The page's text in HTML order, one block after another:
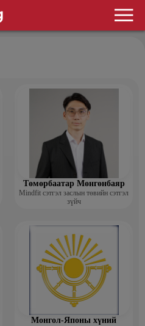
Төмөрбаатар Мөнгөнбаяр
Mindfit сэтгэл заслын төвийн сэтгэл
зүйч
Монгол-Японы хүний